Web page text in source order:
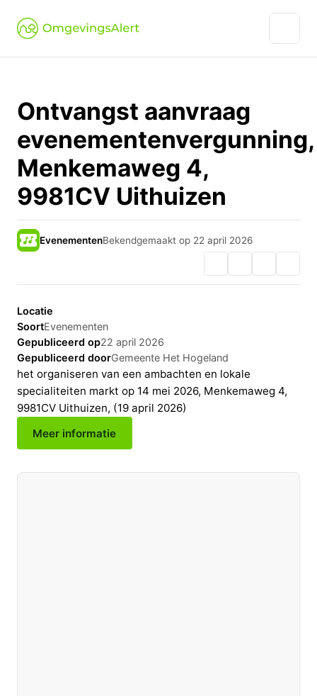
Ontvangst aanvraag
evenementenvergunning,
Menkemaweg 4,
9981CV Uithuizen
EvenementenBekendgemaakt op 22 april 2026
Locatie
SoortEvenementen
Gepubliceerd op22 april 2026
Gepubliceerd doorGemeente Het Hogeland
het organiseren van een ambachten en lokale
specialiteiten markt op 14 mei 2026, Menkemaweg 4,
9981CV Uithuizen, (19 april 2026)
Meer informatie